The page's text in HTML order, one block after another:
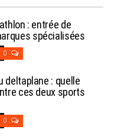
: entrée de
spécialisées
0
deltaplane : quelle
ces deux sports
0